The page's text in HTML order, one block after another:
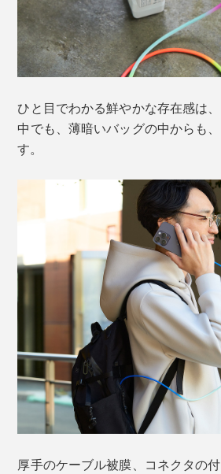
ひと目でわかる鮮やかな存在感は
中でも、薄暗いバッグの中からも
す。
厚手のケーブル被膜、コネクタの